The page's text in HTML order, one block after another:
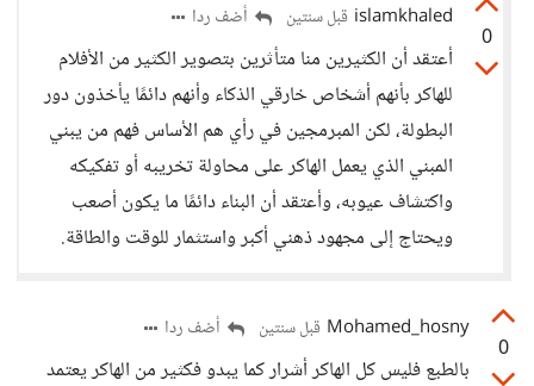
0
islamkhaled قبل سنتين أضف ردا
أعتقد أن الكثيرين منا متأثرين بتصوير الكثير من الأفلام
للهاكر بأنهم أشخاص خارقي الذكاء وأنهم دائمًا يأخذون دور
البطولة، لكن المبرمجين في رأي هم الأساس فهم من يبني
المبني الذي يعمل الهاكر على محاولة تخريبه أو تفكيكه
واكتشاف عيوبه، وأعتقد أن البناء دائمًا ما يكون أصعب
ويحتاج إلى مجهود ذهني أكبر واستثمار للوقت والطاقة.
0
Mohamed_hosny قبل سنتين أضف ردا
بالطبع فليس كل الهاكر أشرار كما يبدو فكثير من الهاكر يعتمد